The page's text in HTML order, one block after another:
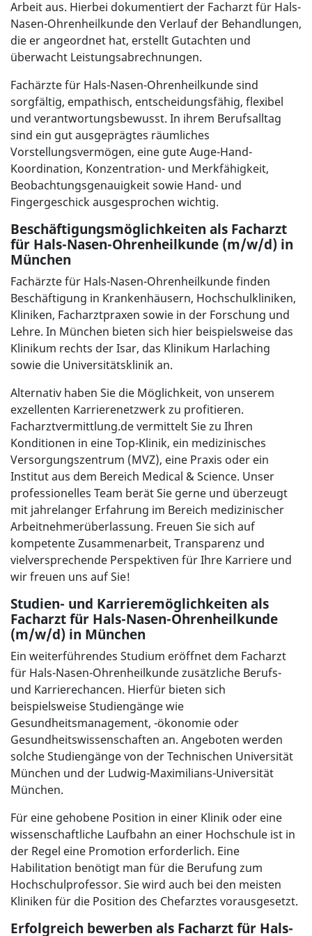
Arbeit aus. Hierbei dokumentiert der Facharzt für Hals-
Nasen-Ohrenheilkunde den Verlauf der Behandlungen,
die er angeordnet hat, erstellt Gutachten und
überwacht Leistungsabrechnungen.
Fachärzte für Hals-Nasen-Ohrenheilkunde sind
sorgfältig, empathisch, entscheidungsfähig, flexibel
und verantwortungsbewusst. In ihrem Berufsalltag
sind ein gut ausgeprägtes räumliches
Vorstellungsvermögen, eine gute Auge-Hand-
Koordination, Konzentration- und Merkfähigkeit,
Beobachtungsgenauigkeit sowie Hand- und
Fingergeschick ausgesprochen wichtig.
Beschäftigungsmöglichkeiten als Facharzt
für Hals-Nasen-Ohrenheilkunde (m/w/d) in
München
Fachärzte für Hals-Nasen-Ohrenheilkunde finden
Beschäftigung in Krankenhäusern, Hochschulkliniken,
Kliniken, Facharztpraxen sowie in der Forschung und
Lehre. In München bieten sich hier beispielsweise das
Klinikum rechts der Isar, das Klinikum Harlaching
sowie die Universitätsklinik an.
Alternativ haben Sie die Möglichkeit, von unserem
exzellenten Karrierenetzwerk zu profitieren.
Facharztvermittlung.de vermittelt Sie zu Ihren
Konditionen in eine Top-Klinik, ein medizinisches
Versorgungszentrum (MVZ), eine Praxis oder ein
Institut aus dem Bereich Medical & Science. Unser
professionelles Team berät Sie gerne und überzeugt
mit jahrelanger Erfahrung im Bereich medizinischer
Arbeitnehmerüberlassung. Freuen Sie sich auf
kompetente Zusammenarbeit, Transparenz und
vielversprechende Perspektiven für Ihre Karriere und
wir freuen uns auf Sie!
Studien- und Karrieremöglichkeiten als
Facharzt für Hals-Nasen-Ohrenheilkunde
(m/w/d) in München
Ein weiterführendes Studium eröffnet dem Facharzt
für Hals-Nasen-Ohrenheilkunde zusätzliche Berufs-
und Karrierechancen. Hierfür bieten sich
beispielsweise Studiengänge wie
Gesundheitsmanagement, -ökonomie oder
Gesundheitswissenschaften an. Angeboten werden
solche Studiengänge von der Technischen Universität
München und der Ludwig-Maximilians-Universität
München.
Für eine gehobene Position in einer Klinik oder eine
wissenschaftliche Laufbahn an einer Hochschule ist in
der Regel eine Promotion erforderlich. Eine
Habilitation benötigt man für die Berufung zum
Hochschulprofessor. Sie wird auch bei den meisten
Kliniken für die Position des Chefarztes vorausgesetzt.
Erfolgreich bewerben als Facharzt für Hals-